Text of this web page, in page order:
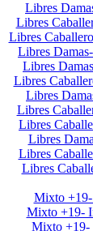
Libres
Libres
Libres
Libres
Libres
Libres
Libres
Libres
Libres
Libres
Libres
Libres
Mixto +19-
Mixto +19-
Mixto +19-